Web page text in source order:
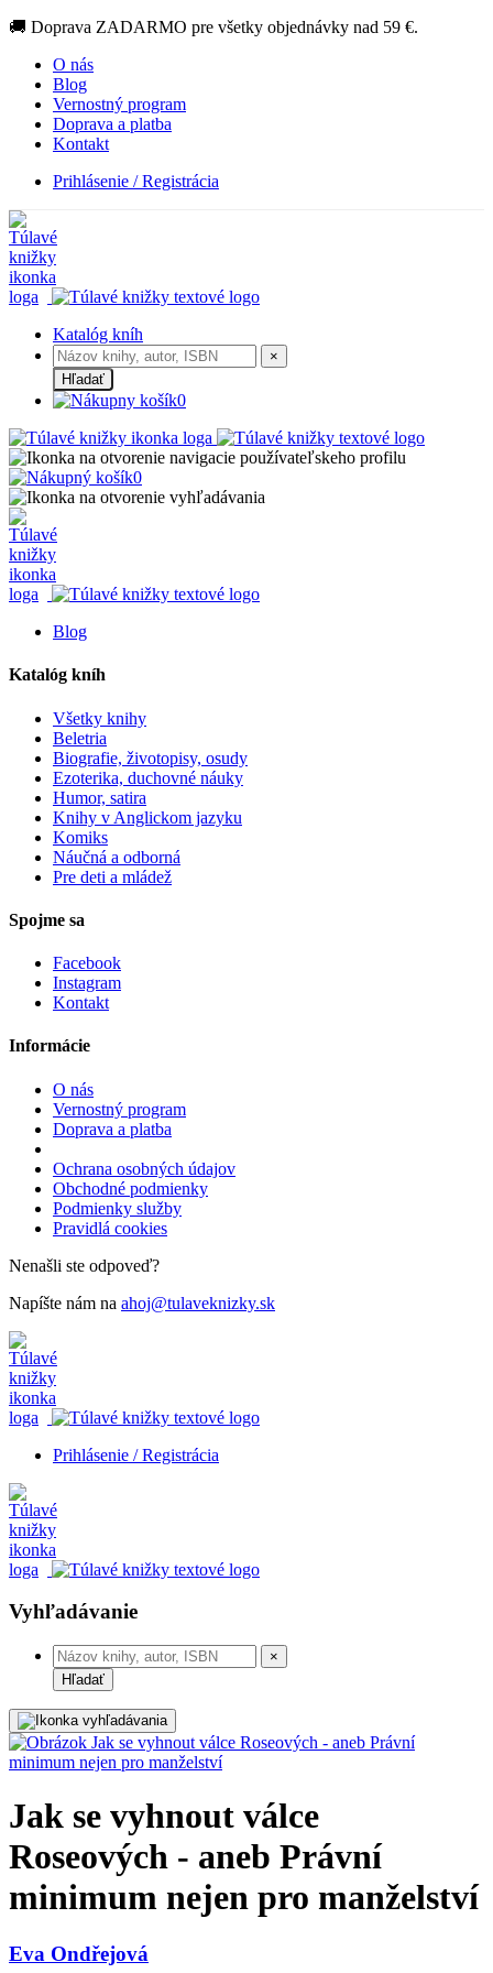
🚚 Doprava ZADARMO pre všetky objednávky nad 59 €.
O nás
Blog
Vernostný program
Doprava a platba
Kontakt
Prihlásenie / Registrácia
Katalóg kníh
×
Hľadať
0
0
Blog
Katalóg kníh
Všetky knihy
Beletria
Biografie, životopisy, osudy
Ezoterika, duchovné náuky
Humor, satira
Knihy v Anglickom jazyku
Komiks
Náučná a odborná
Pre deti a mládež
Spojme sa
Facebook
Instagram
Kontakt
Informácie
O nás
Vernostný program
Doprava a platba
Ochrana osobných údajov
Obchodné podmienky
Podmienky služby
Pravidlá cookies
Nenašli ste odpoveď?
Napíšte nám na ahoj@tulaveknizky.sk
Prihlásenie / Registrácia
Vyhľadávanie
×
Hľadať
Jak se vyhnout válce
Roseových - aneb Právní
minimum nejen pro manželství
Eva Ondřejová